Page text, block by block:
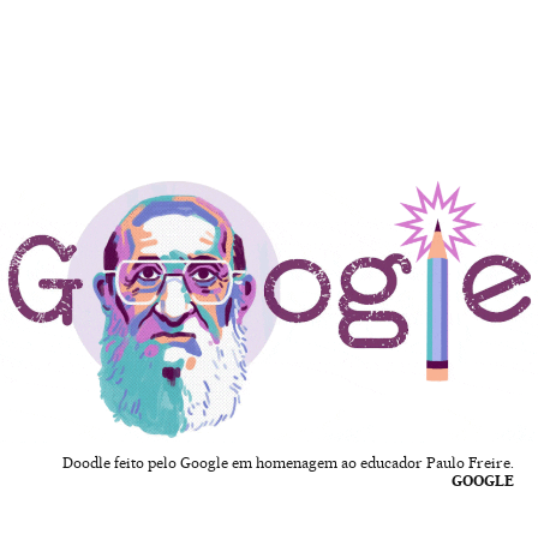
Doodle feito pelo Google em homenagem ao educador Paulo Freire.
GOOGLE